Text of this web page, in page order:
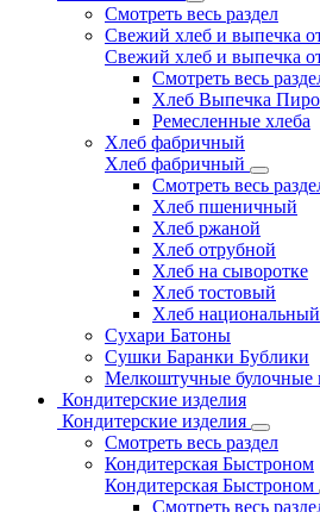
Смотреть весь раздел
Свежий хлеб и выпечка
Свежий хлеб и выпечка
Смотреть весь
Хлеб Выпечка
Ремесленные хлеба
Хлеб фабричный
Хлеб фабричный
Смотреть весь
Хлеб пшеничный
Хлеб ржаной
Хлеб отрубной
Хлеб на сыворотке
Хлеб тостовый
Хлеб национальный
Сухари Батоны
Сушки Баранки Бублики
Мелкоштучные булочные
Кондитерские изделия
Кондитерские изделия
Смотреть весь раздел
Кондитерская Быстроном
Кондитерская Быстроном
Смотреть весь